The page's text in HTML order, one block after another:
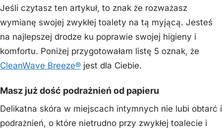
Jeśli czytasz ten artykuł, to znak że rozważasz
wymianę swojej zwykłej toalety na tą myjącą. Jesteś
na najlepszej drodze ku poprawie swojej higieny i
komfortu. Poniżej przygotowałam listę 5 oznak, że
CleanWave Breeze® jest dla Ciebie.
Masz już dość podrażnień od papieru
Delikatna skóra w miejscach intymnych nie lubi obtarć i
podrażnień, o które nietrudno przy zwykłej toalecie i